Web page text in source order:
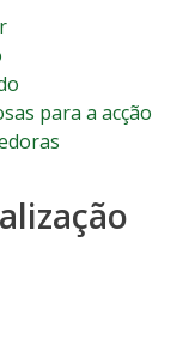
para a acção